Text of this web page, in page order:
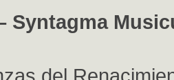
Syntagma